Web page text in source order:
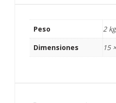
Peso
2 kg
Dimensiones
15